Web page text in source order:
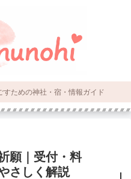
ための神社・宿・情報ガイド
願｜受付・料
さしく解説